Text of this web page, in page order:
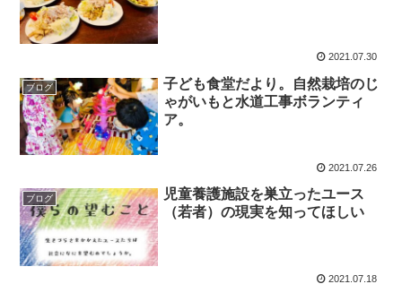
2021.07.30
ブログ
子ども食堂だより。自然栽培のじ
ゃがいもと水道工事ボランティ
ア。
2021.07.26
ブログ
児童養護施設を巣立ったユース
（若者）の現実を知ってほしい
2021.07.18